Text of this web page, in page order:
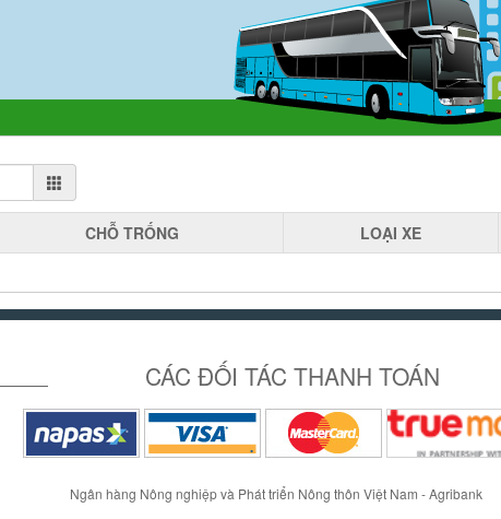
CHỖ TRỐNG LOẠI XE
CÁC ĐỐI TÁC THANH TOÁN
Ngân hàng Nông nghiệp và Phát triển Nông thôn Việt Nam - Agribank